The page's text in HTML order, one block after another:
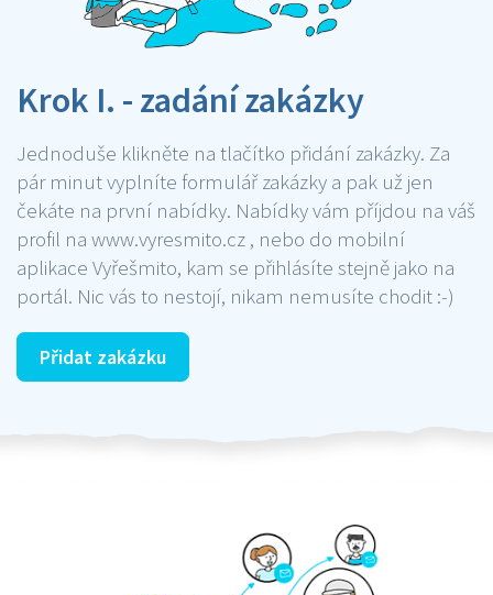
Krok I. - zadání zakázky
Jednoduše klikněte na tlačítko přidání zakázky. Za
pár minut vyplníte formulář zakázky a pak už jen
čekáte na první nabídky. Nabídky vám příjdou na váš
profil na www.vyresmito.cz , nebo do mobilní
aplikace Vyřešmito, kam se přihlásíte stejně jako na
portál. Nic vás to nestojí, nikam nemusíte chodit :-)
Přidat zakázku